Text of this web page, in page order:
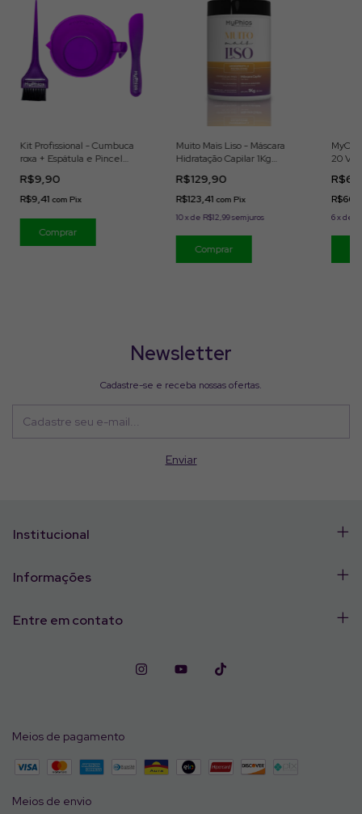
Kit Profissional - Cumbuca
roxa + Espátula e Pincel
R$9,90
R$9,41com Pix
Muito Mais Liso - Máscara
Hidratação Capilar 1Kg
R$129,90
R$123,41com Pix
10x de R$12,99sem juros
20
6xde
Newsletter
Cadastre-se e receba nossas ofertas.
Institucional
Informações
Entre em contato
Meios de pagamento
Meios de envio